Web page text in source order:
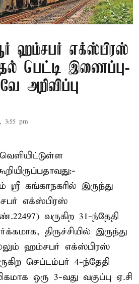
ஹம்சபர் எக்ஸ்பிரஸ்
பெட்டி இணைப்பு-
அறிவிப்பு
3:55 pm
ஸ்ரீ கங்காநகரில் இருந்து
எக்ஸ்பிரஸ்
வருகிற 31-ந்தேதி
திருச்சியில் இருந்து
ஹம்சபர் எக்ஸ்பிரஸ்
செப்டம்பர் 4-ந்தேதி
ஒரு 3-வது வகுப்பு ஏ.சி